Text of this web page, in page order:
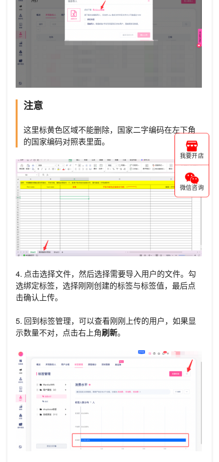
注意
这里标黄色区域不能删除，国家二字编码在左下角
的国家编码对照表里面。
4. 点击选择文件，然后选择需要导入用户的文件。勾
选绑定标签，选择刚刚创建的标签与标签值，最后点
击确认上传。
5. 回到标签管理，可以查看刚刚上传的用户，如果显
示数量不对，点击右上角刷新。
我要开店
微信咨询